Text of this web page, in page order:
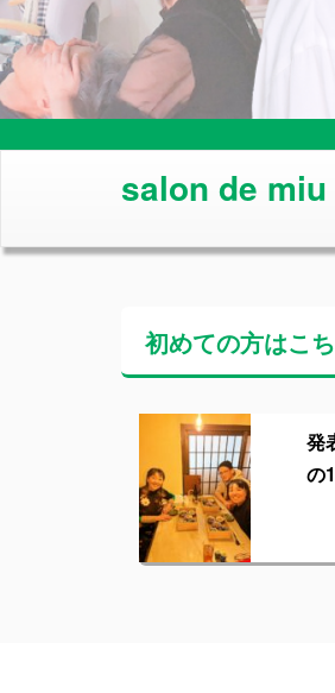
salon de miu
初めての方はこ
発
の